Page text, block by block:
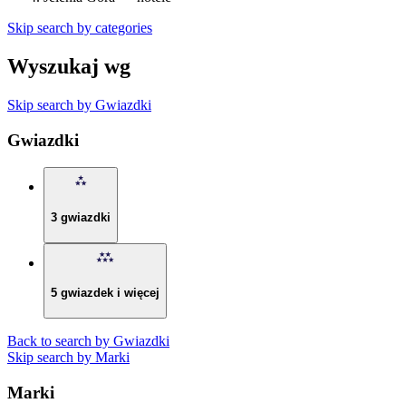
Skip search by categories
Wyszukaj wg
Skip search by Gwiazdki
Gwiazdki
3 gwiazdki
5 gwiazdek i więcej
Back to search by Gwiazdki
Skip search by Marki
Marki